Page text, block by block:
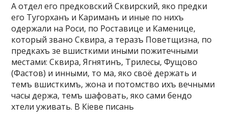
А отдел его предковский Сквирский, яко предки
его Тугорханъ и Кариманъ и иные по нихъ
одержали на Роси, по Роставице и Каменице,
который звано Сквира, а теразъ Поветщизна, по
предкахъ зе вшисткими иными пожитечными
местами: Сквира, Ягнятинъ, Трилесы, Фущово
(Фастов) и инными, то ма, яко своё держать и
темъ вшисткимъ, жона и потомство ихъ вечными
часы держа, темъ шафовать, яко сами бендо
хтели уживать. В Кіеве писань